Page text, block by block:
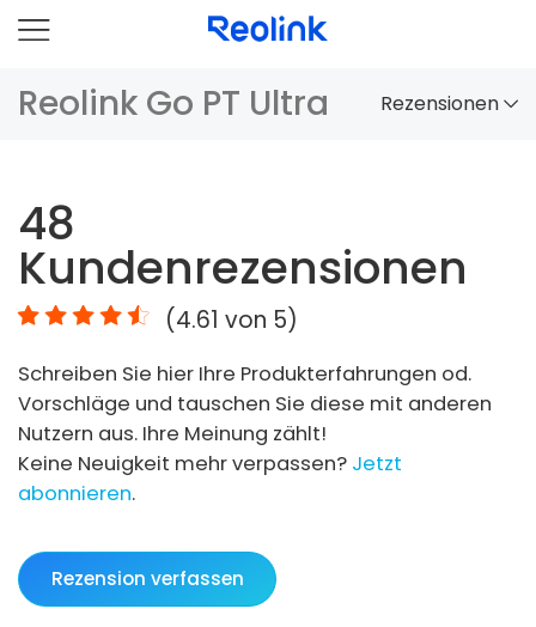
Reolink Go PT Ultra Rezensionen
Vergleich
Zubehör
Video
Specs
FAQs
48
Kundenrezensionen
(4.61 von 5)
Schreiben Sie hier Ihre Produkterfahrungen od.
Vorschläge und tauschen Sie diese mit anderen
Nutzern aus. Ihre Meinung zählt!
Keine Neuigkeit mehr verpassen? Jetzt
abonnieren.
Rezension verfassen